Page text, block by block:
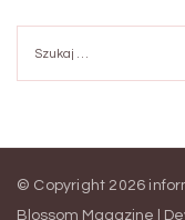
© Copyright 2026
Blossom Magazine |